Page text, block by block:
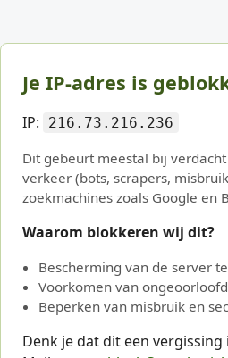
Je IP-adres is
IP: 216.73.216.236
Dit gebeurt meestal bij
verkeer (bots, scrapers,
zoekmachines zoals Google en
Waarom blokkeren wij dit?
Bescherming van de server
Voorkomen van
Beperken van misbruik en
Denk je dat dit een vergissing